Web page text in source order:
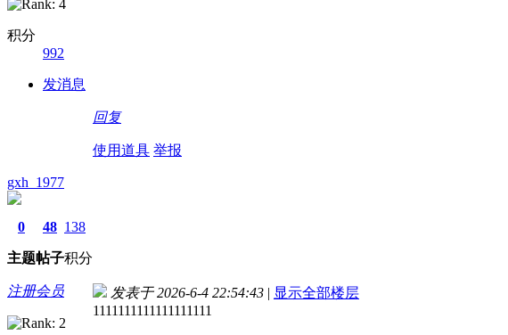
积分
992
发消息
回复
使用道具 举报
gxh_1977
0
主题
48
帖子
138
积分
注册会员 发表于 2026-6-4 22:54:43 | 显示全部楼层
1111111111111111111